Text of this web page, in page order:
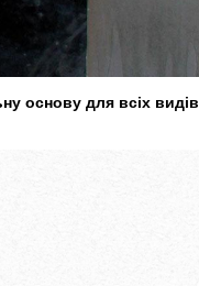
основу для всіх видів